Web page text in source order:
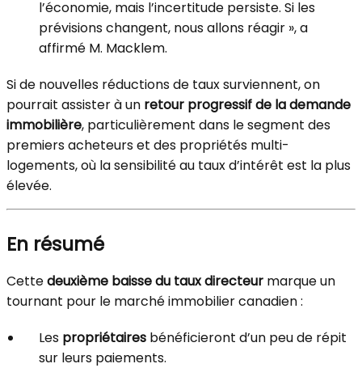
l’économie, mais l’incertitude persiste. Si les
prévisions changent, nous allons réagir », a
affirmé M. Macklem.
Si de nouvelles réductions de taux surviennent, on
pourrait assister à un retour progressif de la demande
immobilière, particulièrement dans le segment des
premiers acheteurs et des propriétés multi-
logements, où la sensibilité au taux d’intérêt est la plus
élevée.
En résumé
Cettedeuxième baisse du taux directeur marque un
tournant pour le marché immobilier canadien :
Les propriétaires bénéficieront d’un peu de répit
sur leurs paiements.